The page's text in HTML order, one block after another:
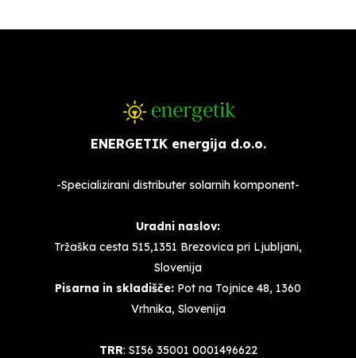
ENERGETIK energija d.o.o.
-Specializirani distributer solarnih komponent-
Uradni naslov:
Tržaška cesta 515,1351 Brezovica pri Ljubljani,
Slovenija
Pisarna in skladišče: Pot na Tojnice 48, 1360
Vrhnika, Slovenija
TRR: SI56 35001 0001496622